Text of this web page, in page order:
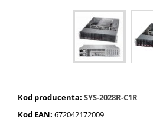
Kod producenta: SYS-2028R-C1R
Kod EAN: 672042172009